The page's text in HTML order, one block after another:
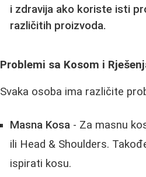
i zdravija ako koriste isti
različitih proizvoda.
Problemi sa Kosom i
Svaka osoba ima različite
Masna Kosa - Za masnu
ili Head & Shoulders.
ispirati kosu.